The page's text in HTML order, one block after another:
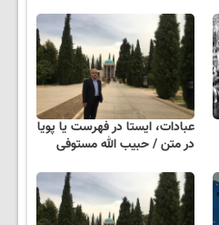
عبادات، ایستا در فهرست یا پویا
در متن / حبیب الله مستوفی